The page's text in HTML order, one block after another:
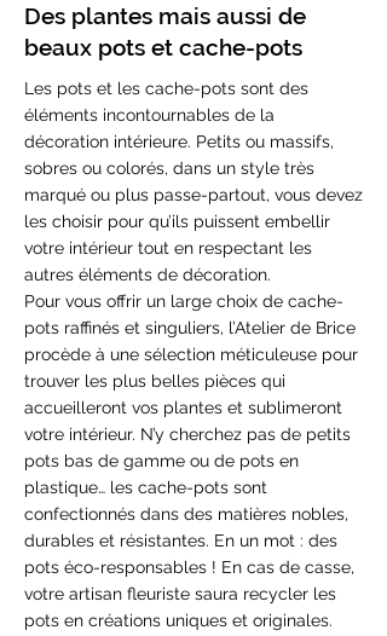
Des plantes mais aussi de
beaux pots et cache-pots
Les pots et les cache-pots sont des
éléments incontournables de la
décoration intérieure. Petits ou massifs,
sobres ou colorés, dans un style très
marqué ou plus passe-partout, vous devez
les choisir pour qu’ils puissent embellir
votre intérieur tout en respectant les
autres éléments de décoration.
Pour vous offrir un large choix de cache-
pots raffinés et singuliers, l’Atelier de Brice
procède à une sélection méticuleuse pour
trouver les plus belles pièces qui
accueilleront vos plantes et sublimeront
votre intérieur. N’y cherchez pas de petits
pots bas de gamme ou de pots en
plastique… les cache-pots sont
confectionnés dans des matières nobles,
durables et résistantes. En un mot : des
pots éco-responsables ! En cas de casse,
votre artisan fleuriste saura recycler les
pots en créations uniques et originales.